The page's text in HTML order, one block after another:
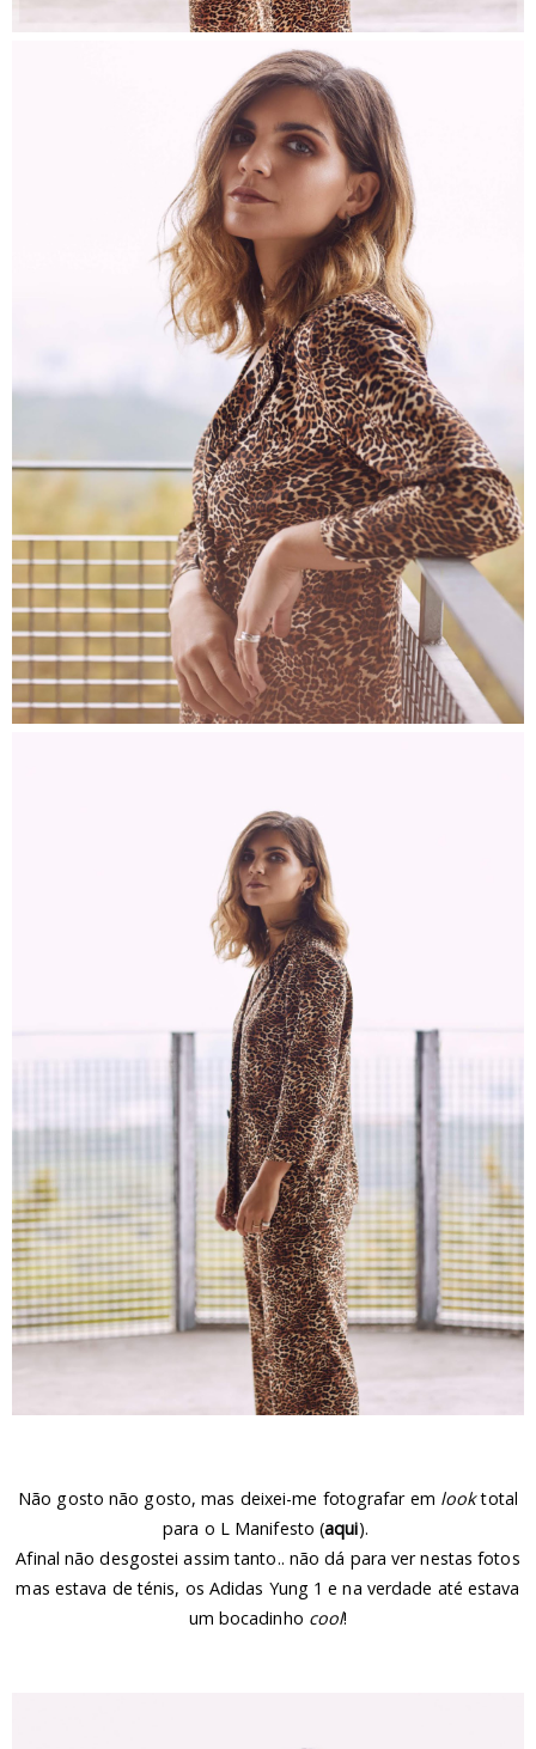
Não gosto não gosto, mas deixei-me fotografar em looktotal
para o L Manifesto (aqui).
Afinal não desgostei assim tanto.. não dá para ver nestas fotos
mas estava de ténis, os Adidas Yung 1 e na verdade até estava
um bocadinho cool!